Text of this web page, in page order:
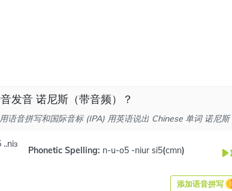
发音 诺尼斯（带音频）？
语音拼写和国际音标 (IPA) 用英语说出 Chinese 单词 诺尼斯
..niɜ
Phonetic Spelling: n-u-o5 -niur si5(cmn)
添加语音拼写